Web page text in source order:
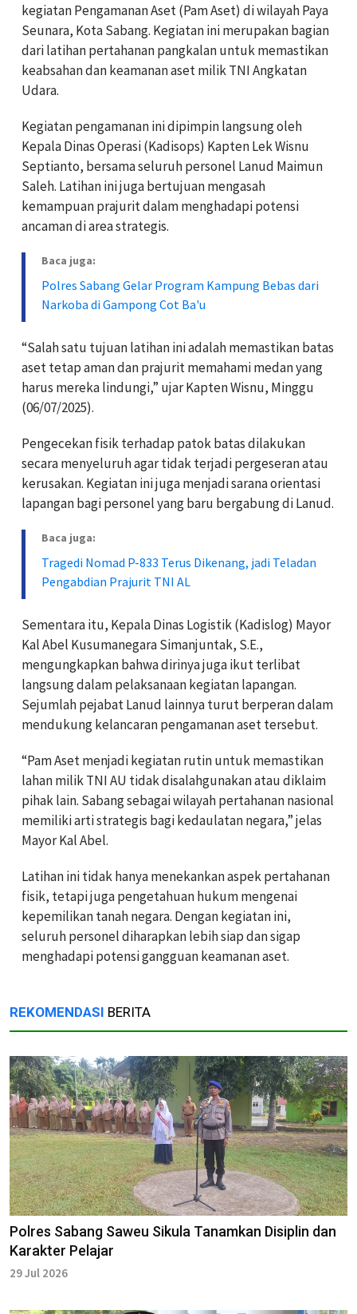
kegiatan Pengamanan Aset (Pam Aset) di wilayah Paya
Seunara, Kota Sabang. Kegiatan ini merupakan bagian
dari latihan pertahanan pangkalan untuk memastikan
keabsahan dan keamanan aset milik TNI Angkatan
Udara.
Kegiatan pengamanan ini dipimpin langsung oleh
Kepala Dinas Operasi (Kadisops) Kapten Lek Wisnu
Septianto, bersama seluruh personel Lanud Maimun
Saleh. Latihan ini juga bertujuan mengasah
kemampuan prajurit dalam menghadapi potensi
ancaman di area strategis.
Baca juga:
Polres Sabang Gelar Program Kampung Bebas dari
Narkoba di Gampong Cot Ba'u
“Salah satu tujuan latihan ini adalah memastikan batas
aset tetap aman dan prajurit memahami medan yang
harus mereka lindungi,” ujar Kapten Wisnu, Minggu
(06/07/2025).
Pengecekan fisik terhadap patok batas dilakukan
secara menyeluruh agar tidak terjadi pergeseran atau
kerusakan. Kegiatan ini juga menjadi sarana orientasi
lapangan bagi personel yang baru bergabung di Lanud.
Baca juga:
Tragedi Nomad P-833 Terus Dikenang, jadi Teladan
Pengabdian Prajurit TNI AL
Sementara itu, Kepala Dinas Logistik (Kadislog) Mayor
Kal Abel Kusumanegara Simanjuntak, S.E.,
mengungkapkan bahwa dirinya juga ikut terlibat
langsung dalam pelaksanaan kegiatan lapangan.
Sejumlah pejabat Lanud lainnya turut berperan dalam
mendukung kelancaran pengamanan aset tersebut.
“Pam Aset menjadi kegiatan rutin untuk memastikan
lahan milik TNI AU tidak disalahgunakan atau diklaim
pihak lain. Sabang sebagai wilayah pertahanan nasional
memiliki arti strategis bagi kedaulatan negara,” jelas
Mayor Kal Abel.
Latihan ini tidak hanya menekankan aspek pertahanan
fisik, tetapi juga pengetahuan hukum mengenai
kepemilikan tanah negara. Dengan kegiatan ini,
seluruh personel diharapkan lebih siap dan sigap
menghadapi potensi gangguan keamanan aset.
REKOMENDASI BERITA
Polres Sabang Saweu Sikula Tanamkan Disiplin dan
Karakter Pelajar
29 Jul 2026